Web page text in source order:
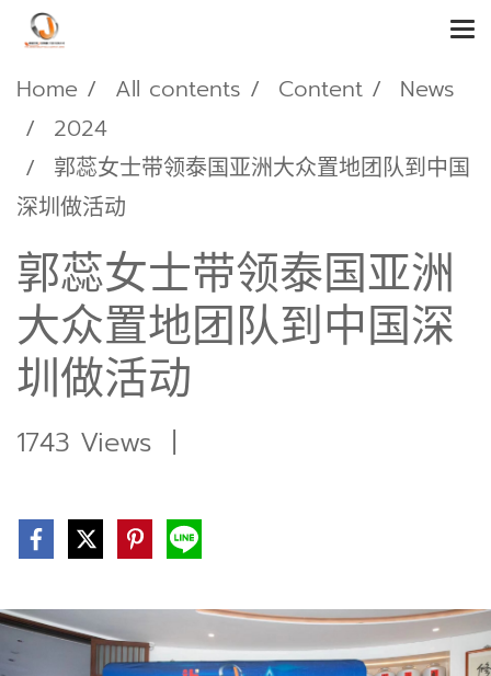
Home All contents Content
News
2024
郭蕊女士带领泰国亚洲大众置地团队到中国
深圳做活动
郭蕊女士带领泰国亚洲
大众置地团队到中国深
圳做活动
1743 Views |